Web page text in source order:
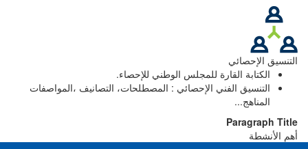
التنسيق الإحصائي
الكتابة القارة للمجلس الوطني للإحصاء.
التنسيق الفني الإحصائي : المصطلحات، التصانيف ،المواصفات
المناهج...
Paragraph Title
أهم الأنشطة